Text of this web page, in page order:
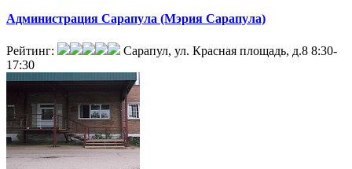
Администрация Сарапула (Мэрия Сарапула)
Рейтинг: Сарапул, ул. Красная площадь, д.8 8:30-
17:30